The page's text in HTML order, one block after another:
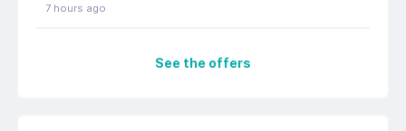
7 hours ago
See the offers